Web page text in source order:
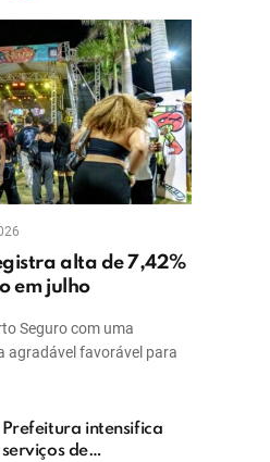
alta de 7,42%
em julho
Seguro com uma
agradável favorável para
Prefeitura intensifica
serviços de